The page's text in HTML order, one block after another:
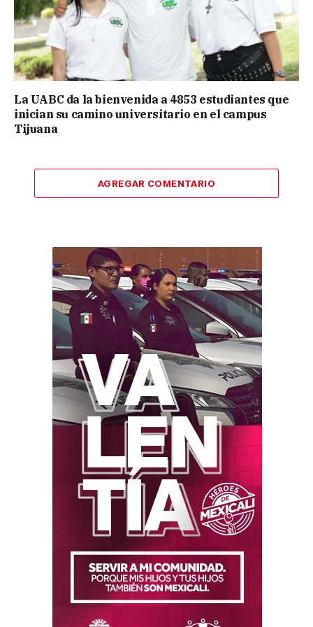
La UABC da la bienvenida a 4853 estudiantes que
inician su camino universitario en el campus
Tijuana
AGREGAR COMENTARIO